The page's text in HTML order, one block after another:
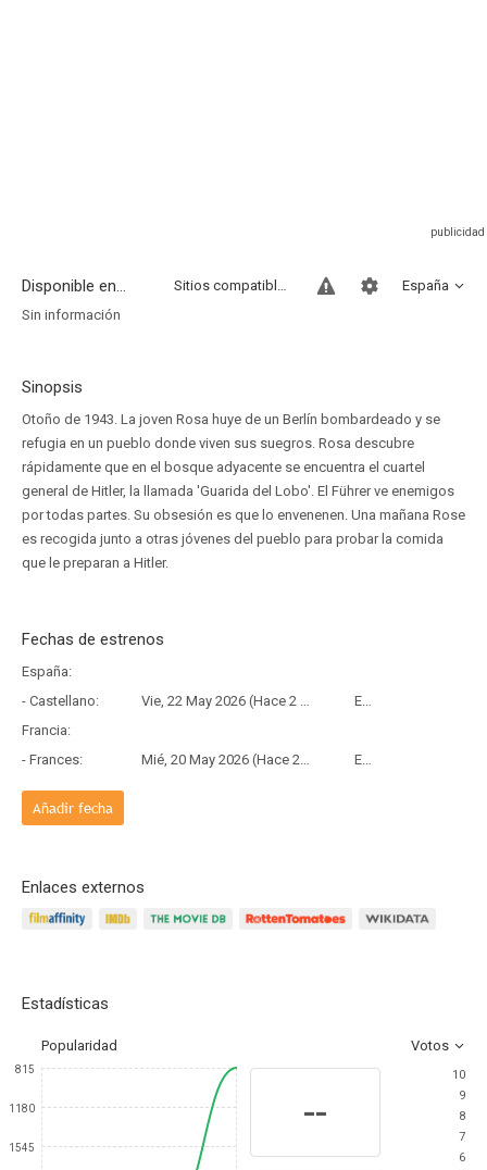
Disponible en... España
Sitios compatibles
Sin información
Sinopsis
Otoño de 1943. La joven Rosa huye de un Berlín bombardeado y se
refugia en un pueblo donde viven sus suegros. Rosa descubre
rápidamente que en el bosque adyacente se encuentra el cuartel
general de Hitler, la llamada 'Guarida del Lobo'. El Führer ve enemigos
por todas partes. Su obsesión es que lo envenenen. Una mañana Rose
es recogida junto a otras jóvenes del pueblo para probar la comida
que le preparan a Hitler.
Fechas de estrenos
España:
- Castellano:
Vie, 22 May 2026 (Hace 2 meses y 17 días)
Estreno
Francia:
- Frances:
Mié, 20 May 2026 (Hace 2 meses y 19 días) Estreno
Añadir fecha
Enlaces externos
Estadísticas
Popularidad Votos
815
1180
1545
--
10
9
8
7
6